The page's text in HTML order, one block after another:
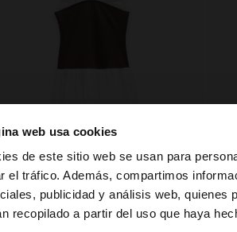
web usa cookies
de este sitio web se usan para
el tráfico. Además, compartimos
publicidad y análisis web, quienes
recopilado a partir del uso que haya
accediendo a la web de